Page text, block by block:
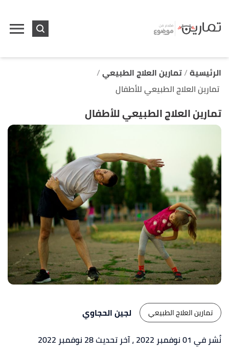
الرئيسية تمارين العلاج الطبيعي
تمارين العلاج الطبيعي للأطفال
تمارين العلاج الطبيعي للأطفال
تمارين العلاج الطبيعي
لجين الحجاوي
نُشر في 01 نوفمبر 2022
، آخر تحديث 28 نوفمبر 2022